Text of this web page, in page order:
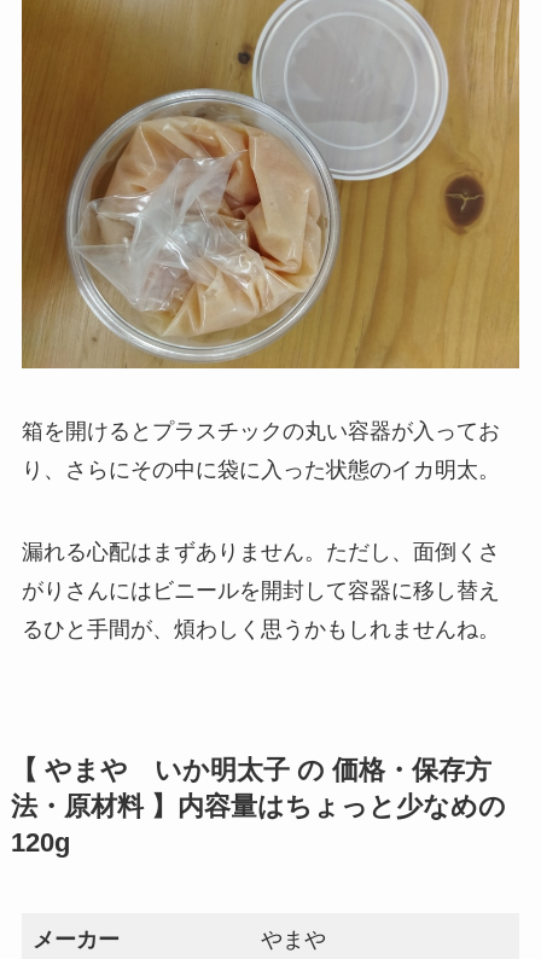
箱を開けるとプラスチックの丸い容器が入ってお
り、さらにその中に袋に入った状態のイカ明太。
漏れる心配はまずありません。ただし、面倒くさ
がりさんにはビニールを開封して容器に移し替え
るひと手間が、煩わしく思うかもしれませんね。
【 やまや いか明太子 の 価格・保存方
法・原材料 】内容量はちょっと少なめの
120g
メーカー やまや